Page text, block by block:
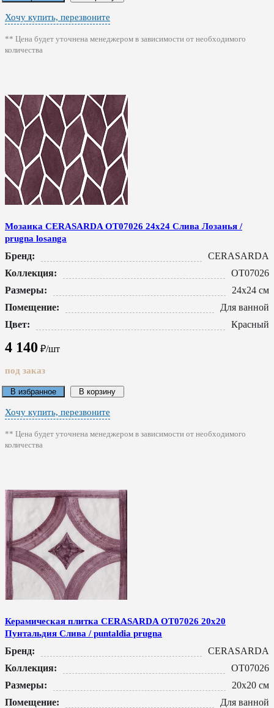
Хочу купить, перезвоните
** Цена будет уточнена менеджером в зависимости от необходимого
количества
Мозаика CERASARDA ОТ07026 24x24 Слива Лозанья /
prugna losanga
Бренд:
CERASARDA
Коллекция:
ОТ07026
Размеры:
24x24 см
Помещение:
Для ванной
Цвет:
Красный
4 140 ₽/шт
под заказ
В избранное В корзину
Хочу купить, перезвоните
** Цена будет уточнена менеджером в зависимости от необходимого
количества
Керамическая плитка CERASARDA ОТ07026 20x20
Пунтальдия Слива / puntaldia prugna
Бренд:
CERASARDA
Коллекция:
ОТ07026
Размеры:
20x20 см
Помещение:
Для ванной